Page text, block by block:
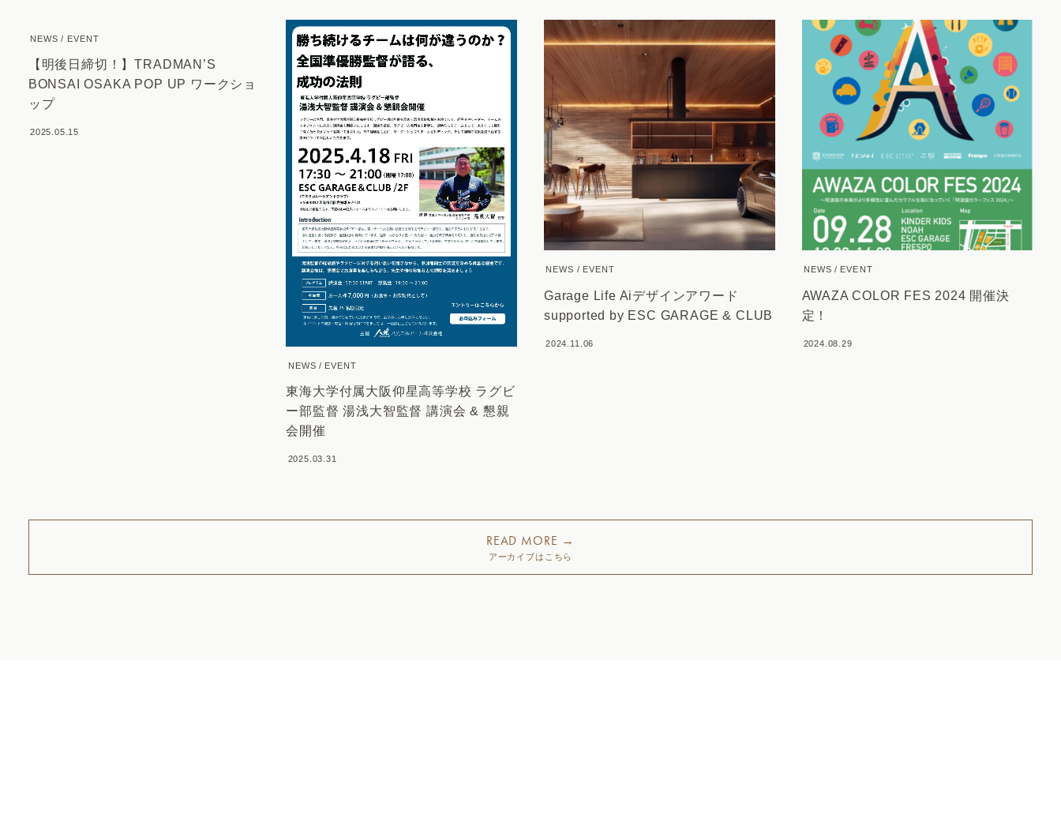
NEWS EVENT
【明後日締切！】TRADMAN’S
BONSAI OSAKA POP UP ワークショ
ップ
2025.05.15
NEWS EVENT
東海大学付属大阪仰星高等学校 ラグビ
ー部監督 湯浅大智監督 講演会 & 懇親
会開催
2025.03.31
NEWS EVENT
Garage Life Aiデザインアワード
supported by ESC GARAGE & CLUB
2024.11.06
NEWS EVENT
AWAZA COLOR FES 2024 開催決
定！
2024.08.29
READ MORE →
アーカイブはこちら